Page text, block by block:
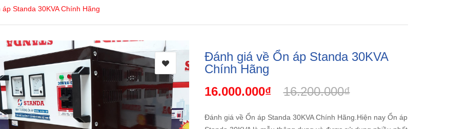
Standa 30KVA Chính Hãng
Đánh giá về Ổn áp Standa 30KVA
Chính Hãng
16.000.000₫
16.200.000₫
Đánh giá về Ổn áp Standa 30KVA Chính Hãng.Hiện nay Ổn áp